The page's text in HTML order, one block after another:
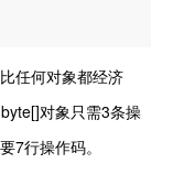
任何对象都经济
对象只需3条操
7行操作码。